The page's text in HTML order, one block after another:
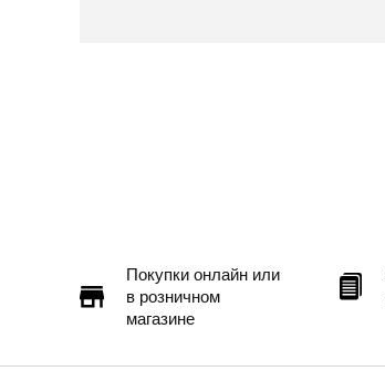
Покупки онлайн или
в розничном
магазине